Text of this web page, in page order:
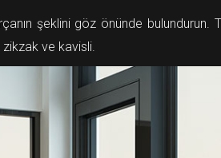
şeklini göz önünde bulundurun.
zikzak ve kavisli.